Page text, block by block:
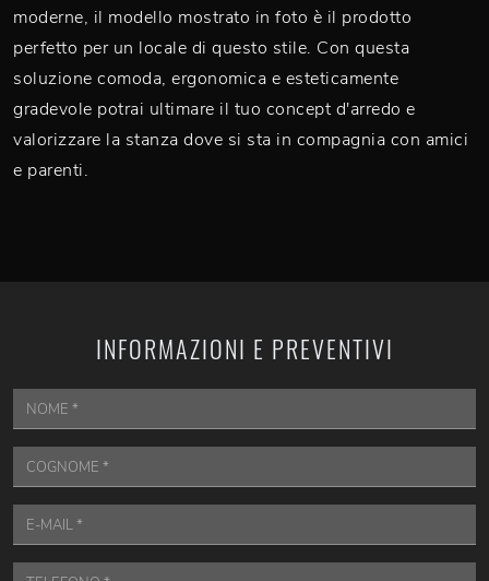
moderne, il modello mostrato in foto è il prodotto
perfetto per un locale di questo stile. Con questa
soluzione comoda, ergonomica e esteticamente
gradevole potrai ultimare il tuo concept d'arredo e
valorizzare la stanza dove si sta in compagnia con amici
e parenti.
INFORMAZIONI E PREVENTIVI